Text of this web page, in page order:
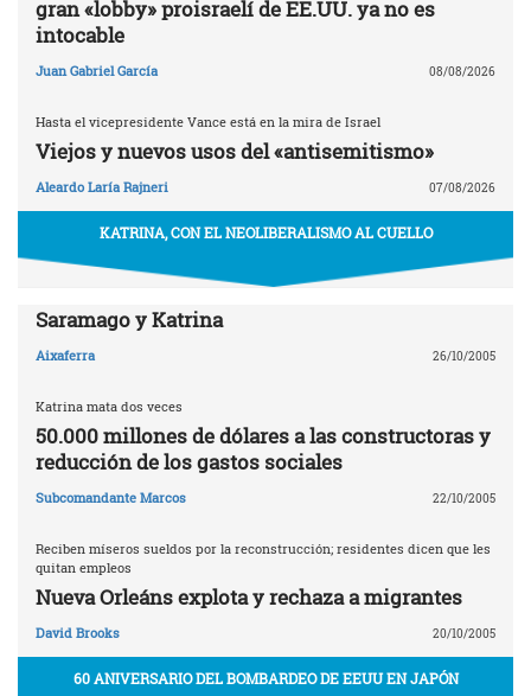
gran «lobby» proisraelí de EE.UU. ya no es
intocable
Juan Gabriel García 08/08/2026
Hasta el vicepresidente Vance está en la mira de Israel
Viejos y nuevos usos del «antisemitismo»
Aleardo Laría Rajneri 07/08/2026
KATRINA, CON EL NEOLIBERALISMO AL CUELLO
Saramago y Katrina
Aixaferra 26/10/2005
Katrina mata dos veces
50.000 millones de dólares a las constructoras y
reducción de los gastos sociales
Subcomandante Marcos 22/10/2005
Reciben míseros sueldos por la reconstrucción; residentes dicen que les
quitan empleos
Nueva Orleáns explota y rechaza a migrantes
David Brooks 20/10/2005
60 ANIVERSARIO DEL BOMBARDEO DE EEUU EN JAPÓN